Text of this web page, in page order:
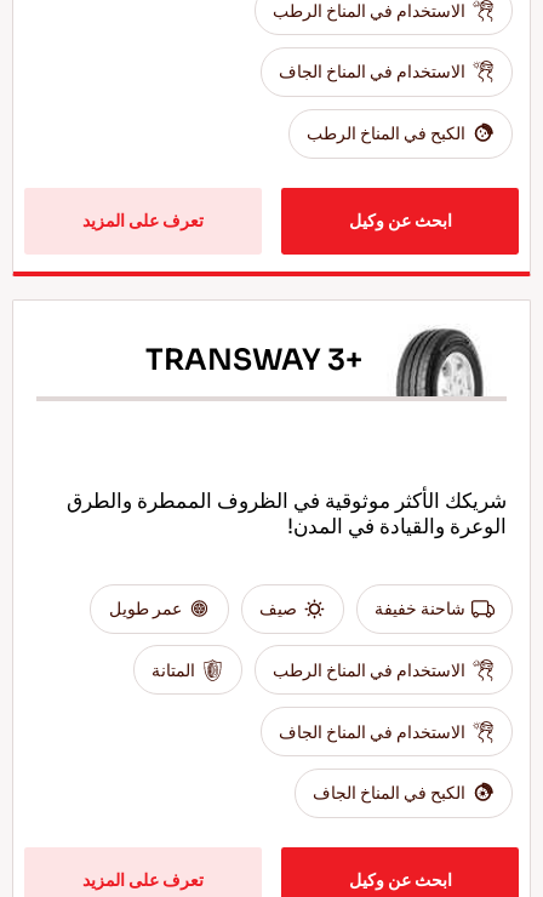
الاستخدام في المناخ الرطب
الاستخدام في المناخ الجاف
الكبح في المناخ الرطب
ابحث عن وكيل تعرف على المزيد
TRANSWAY 3+
شريكك الأكثر موثوقية في الظروف الممطرة والطرق
الوعرة والقيادة في المدن!
شاحنة خفيفة صيف عمر طويل
الاستخدام في المناخ الرطب المتانة
الاستخدام في المناخ الجاف
الكبح في المناخ الجاف
ابحث عن وكيل تعرف على المزيد